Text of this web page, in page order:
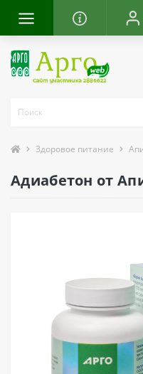
Здоровое питание
Адиабетон от